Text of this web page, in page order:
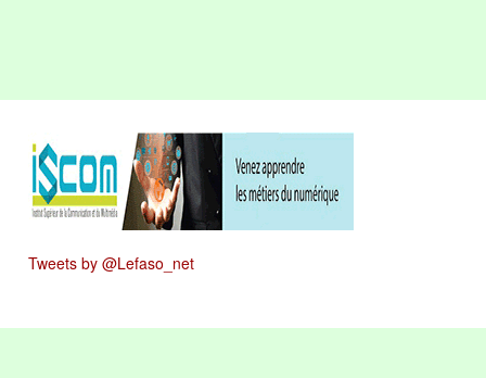
Tweets by @Lefaso_net